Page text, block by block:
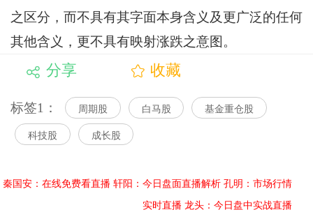
之区分，而不具有其字面本身含义及更广泛的任何
其他含义，更不具有映射涨跌之意图。
分享 收藏
标签1： 周期股 白马股 基金重仓股
科技股 成长股
秦国安：在线免费看直播 轩阳：今日盘面直播解析 孔明：市场行情
实时直播 龙头：今日盘中实战直播